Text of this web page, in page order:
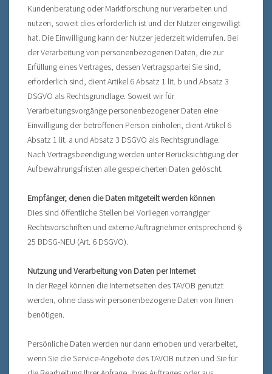
Kundenberatung oder Marktforschung nur verarbeiten und
nutzen, soweit dies erforderlich ist und der Nutzer eingewilligt
hat. Die Einwilligung kann der Nutzer jederzeit widerrufen. Bei
der Verarbeitung von personenbezogenen Daten, die zur
Erfüllung eines Vertrages, dessen Vertragspartei Sie sind,
erforderlich sind, dient Artikel 6 Absatz 1 lit. b und Absatz 3
DSGVO als Rechtsgrundlage. Soweit wir für
Verarbeitungsvorgänge personenbezogener Daten eine
Einwilligung der betroffenen Person einholen, dient Artikel 6
Absatz 1 lit. a und Absatz 3 DSGVO als Rechtsgrundlage.
Nach Vertragsbeendigung werden unter Berücksichtigung der
Aufbewahrungsfristen alle gespeicherten Daten gelöscht.
Empfänger, denen die Daten mitgeteilt werden können
Dies sind öffentliche Stellen bei Vorliegen vorrangiger
Rechtsvorschriften und externe Auftragnehmer entsprechend §
25 BDSG-NEU (Art. 6 DSGVO).
Nutzung und Verarbeitung von Daten per Internet
In der Regel können die Internetseiten des TAVOB genutzt
werden, ohne dass wir personenbezogene Daten von Ihnen
benötigen.
Persönliche Daten werden nur dann erhoben und verarbeitet,
wenn Sie die Service-Angebote des TAVOB nutzen und Sie für